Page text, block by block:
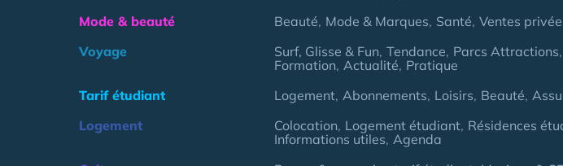
Mode & beauté
Beauté Mode & Marques Santé Ventes
Voyage
Surf, Glisse & Fun Tendance Parcs Attractions
Formation Actualité Pratique
Tarif étudiant
Logement Abonnements Loisirs Beauté
Logement
Colocation Logement étudiant Résidences
Informations utiles Agenda